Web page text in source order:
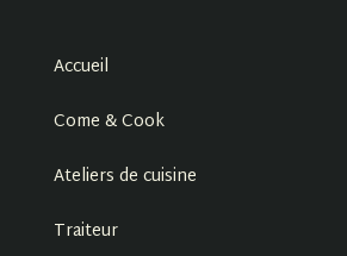
Accueil
Come & Cook
Ateliers de cuisine
Traiteur